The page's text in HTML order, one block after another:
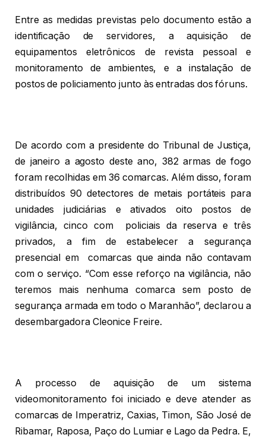
Entre as medidas previstas pelo documento estão a
identificação de servidores, a aquisição de
equipamentos eletrônicos de revista pessoal e
monitoramento de ambientes, e a instalação de
postos de policiamento junto às entradas dos fóruns.
De acordo com a presidente do Tribunal de Justiça,
de janeiro a agosto deste ano, 382 armas de fogo
foram recolhidas em 36 comarcas. Além disso, foram
distribuídos 90 detectores de metais portáteis para
unidades judiciárias e ativados oito postos de
vigilância, cinco com policiais da reserva e três
privados, a fim de estabelecer a segurança
presencial em comarcas que ainda não contavam
com o serviço. “Com esse reforço na vigilância, não
teremos mais nenhuma comarca sem posto de
segurança armada em todo o Maranhão”, declarou a
desembargadora Cleonice Freire.
A processo de aquisição de um sistema
videomonitoramento foi iniciado e deve atender as
comarcas de Imperatriz, Caxias, Timon, São José de
Ribamar, Raposa, Paço do Lumiar e Lago da Pedra. E,